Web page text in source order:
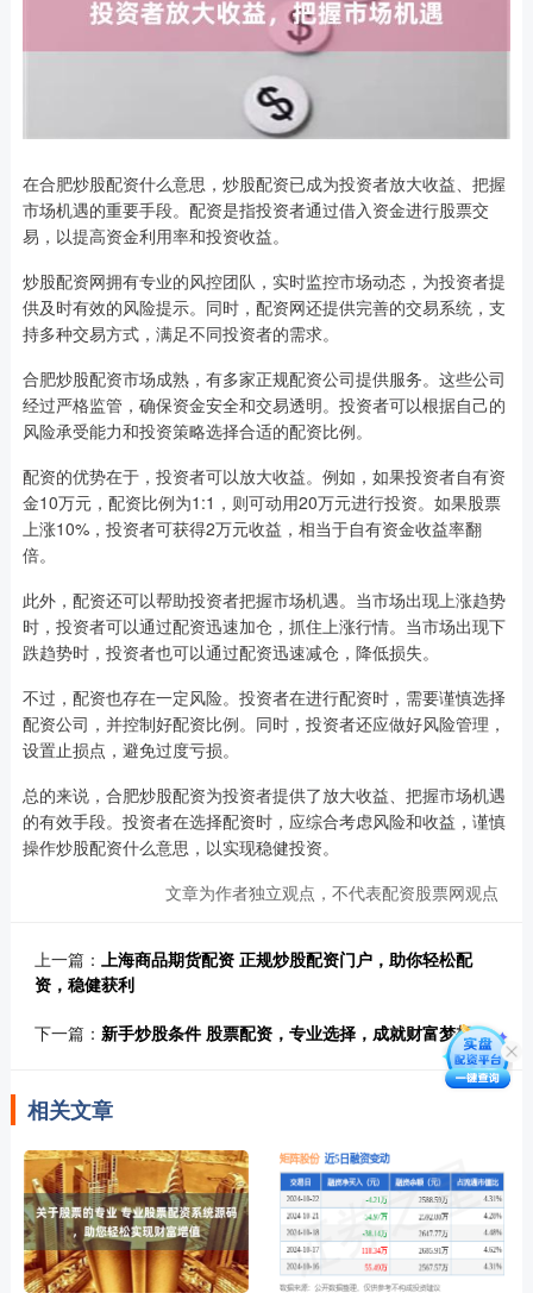
在合肥炒股配资什么意思，炒股配资已成为投资者放大收益、把握
市场机遇的重要手段。配资是指投资者通过借入资金进行股票交
易，以提高资金利用率和投资收益。
炒股配资网拥有专业的风控团队，实时监控市场动态，为投资者提
供及时有效的风险提示。同时，配资网还提供完善的交易系统，支
持多种交易方式，满足不同投资者的需求。
合肥炒股配资市场成熟，有多家正规配资公司提供服务。这些公司
经过严格监管，确保资金安全和交易透明。投资者可以根据自己的
风险承受能力和投资策略选择合适的配资比例。
配资的优势在于，投资者可以放大收益。例如，如果投资者自有资
金10万元，配资比例为1:1，则可动用20万元进行投资。如果股票
上涨10%，投资者可获得2万元收益，相当于自有资金收益率翻
倍。
此外，配资还可以帮助投资者把握市场机遇。当市场出现上涨趋势
时，投资者可以通过配资迅速加仓，抓住上涨行情。当市场出现下
跌趋势时，投资者也可以通过配资迅速减仓，降低损失。
不过，配资也存在一定风险。投资者在进行配资时，需要谨慎选择
配资公司，并控制好配资比例。同时，投资者还应做好风险管理，
设置止损点，避免过度亏损。
总的来说，合肥炒股配资为投资者提供了放大收益、把握市场机遇
的有效手段。投资者在选择配资时，应综合考虑风险和收益，谨慎
操作炒股配资什么意思，以实现稳健投资。
文章为作者独立观点，不代表配资股票网观点
上一篇： 上海商品期货配资 正规炒股配资门户，助你轻松配
资，稳健获利
下一篇： 新手炒股条件 股票配资，专业选择，成就财富梦想
相关文章